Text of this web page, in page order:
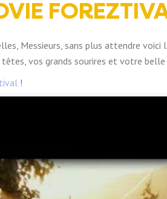
Messieurs, sans plus attendre voici
vos grands sourires et votre
!